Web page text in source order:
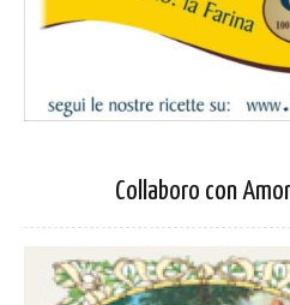
Collaboro con